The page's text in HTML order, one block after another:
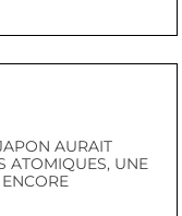
AURAIT
ATOMIQUES, UNE